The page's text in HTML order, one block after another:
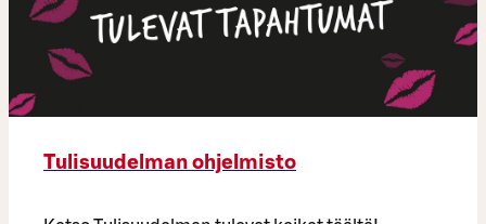
Tulisuudelman ohjelmisto